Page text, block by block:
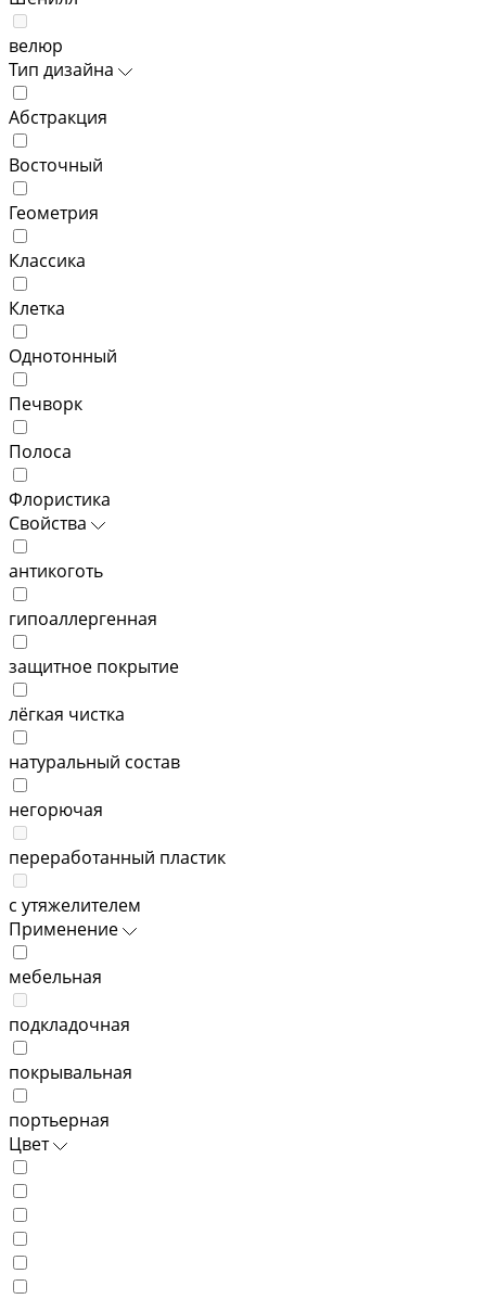
велюр
Тип дизайна
Абстракция
Восточный
Геометрия
Классика
Клетка
Однотонный
Печворк
Полоса
Флористика
Свойства
антикоготь
гипоаллергенная
защитное покрытие
лёгкая чистка
натуральный состав
негорючая
переработанный пластик
с утяжелителем
Применение
мебельная
подкладочная
покрывальная
портьерная
Цвет